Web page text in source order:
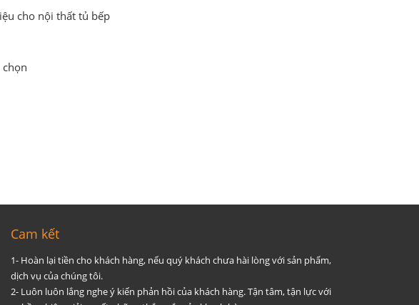
cho nội thất tủ bếp
Cam kết
1- Hoàn lại tiền cho khách hàng, nếu quý khách chưa hài lòng với sản phẩm,
dịch vụ của chúng tôi.
2- Luôn luôn lắng nghe ý kiến phản hồi của khách hàng. Tận tâm, tận lực với